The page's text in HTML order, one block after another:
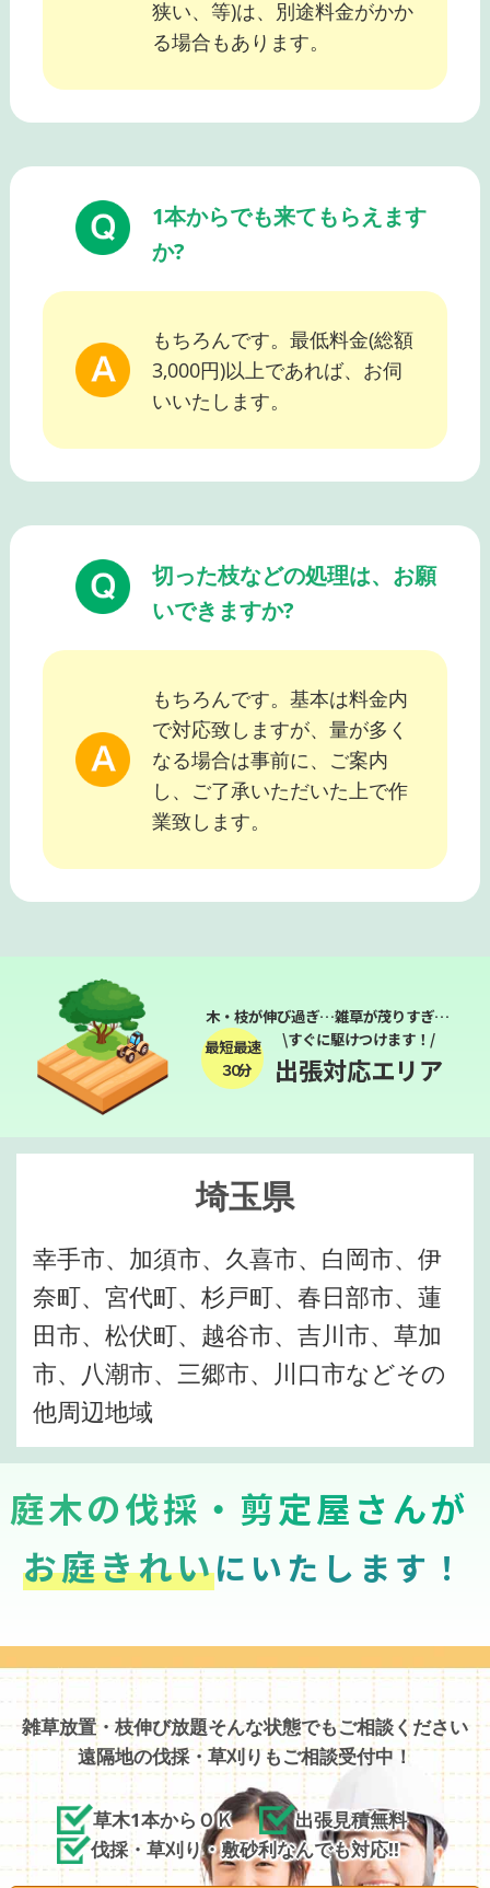
狭い、等)は、別途料金がかか
る場合もあります。
1本からでも来てもらえます
か?
もちろんです。最低料金(総額
3,000円)以上であれば、お伺
いいたします。
切った枝などの処理は、お願
いできますか?
もちろんです。基本は料金内
で対応致しますが、量が多く
なる場合は事前に、ご案内
し、ご了承いただいた上で作
業致します。
木・枝が伸び過ぎ…雑草が茂りすぎ…
最短最速
３０分
\すぐに駆けつけます！/
出張対応エリア
埼玉県
幸手市、加須市、久喜市、白岡市、伊
奈町、宮代町、杉戸町、春日部市、蓮
田市、松伏町、越谷市、吉川市、草加
市、八潮市、三郷市、川口市などその
他周辺地域
庭木の伐採・剪定屋さんが
お庭きれいにいたします！
雑草放置・枝伸び放題そんな状態でもご相談ください
遠隔地の伐採・草刈りもご相談受付中！
草木1本からＯＫ
出張見積無料
伐採・草刈り・敷砂利なんでも対応!!